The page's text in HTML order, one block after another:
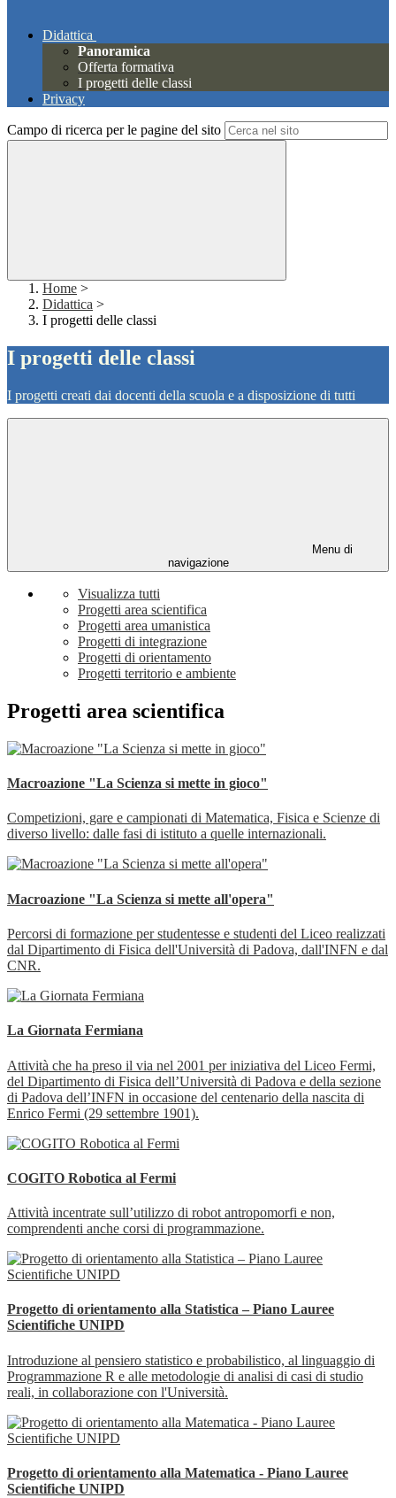
Didattica
Panoramica
Offerta formativa
I progetti delle classi
Privacy
Campo di ricerca per le pagine del sito
Home >
Didattica >
I progetti delle classi
I progetti delle classi
I progetti creati dai docenti della scuola e a disposizione di tutti
Menu di
navigazione
Visualizza tutti
Progetti area scientifica
Progetti area umanistica
Progetti di integrazione
Progetti di orientamento
Progetti territorio e ambiente
Progetti area scientifica
Macroazione "La Scienza si mette in gioco"
Competizioni, gare e campionati di Matematica, Fisica e Scienze di
diverso livello: dalle fasi di istituto a quelle internazionali.
Macroazione "La Scienza si mette all'opera"
Percorsi di formazione per studentesse e studenti del Liceo realizzati
dal Dipartimento di Fisica dell'Università di Padova, dall'INFN e dal
CNR.
La Giornata Fermiana
Attività che ha preso il via nel 2001 per iniziativa del Liceo Fermi,
del Dipartimento di Fisica dell’Università di Padova e della sezione
di Padova dell’INFN in occasione del centenario della nascita di
Enrico Fermi (29 settembre 1901).
COGITO Robotica al Fermi
Attività incentrate sull’utilizzo di robot antropomorfi e non,
comprendenti anche corsi di programmazione.
Progetto di orientamento alla Statistica – Piano Lauree
Scientifiche UNIPD
Introduzione al pensiero statistico e probabilistico, al linguaggio di
Programmazione R e alle metodologie di analisi di casi di studio
reali, in collaborazione con l'Università.
Progetto di orientamento alla Matematica - Piano Lauree
Scientifiche UNIPD